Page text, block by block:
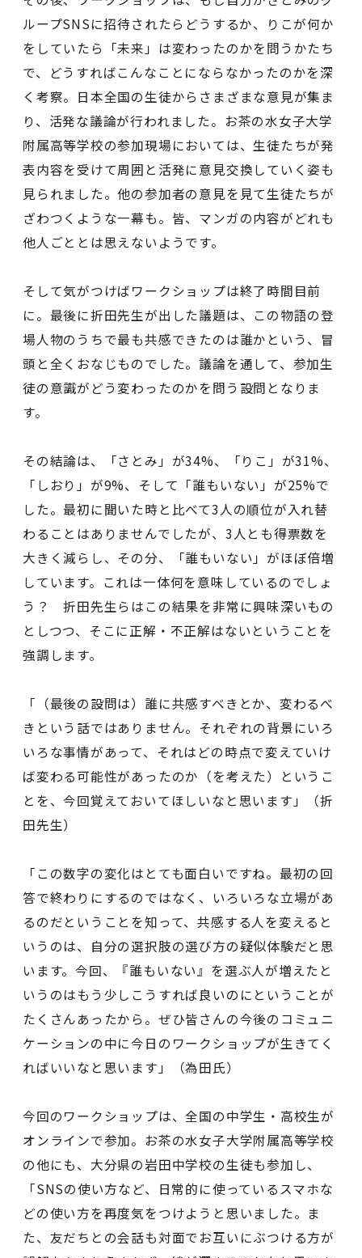
ループSNSに招待されたらどうするか、りこが何か
をしていたら「未来」は変わったのかを問うかたち
で、どうすればこんなことにならなかったのかを深
く考察。日本全国の生徒からさまざまな意見が集ま
り、活発な議論が行われました。お茶の水女子大学
附属高等学校の参加現場においては、生徒たちが発
表内容を受けて周囲と活発に意見交換していく姿も
見られました。他の参加者の意見を見て生徒たちが
ざわつくような一幕も。皆、マンガの内容がどれも
他人ごととは思えないようです。
そして気がつけばワークショップは終了時間目前
に。最後に折田先生が出した議題は、この物語の登
場人物のうちで最も共感できたのは誰かという、冒
頭と全くおなじものでした。議論を通して、参加生
徒の意識がどう変わったのかを問う設問となりま
す。
その結論は、「さとみ」が34%、「りこ」が31%、
「しおり」が9%、そして「誰もいない」が25%で
した。最初に聞いた時と比べて3人の順位が入れ替
わることはありませんでしたが、3人とも得票数を
大きく減らし、その分、「誰もいない」がほぼ倍増
しています。これは一体何を意味しているのでしょ
う？ 折田先生らはこの結果を非常に興味深いもの
としつつ、そこに正解・不正解はないということを
強調します。
「（最後の設問は）誰に共感すべきとか、変わるべ
きという話ではありません。それぞれの背景にいろ
いろな事情があって、それはどの時点で変えていけ
ば変わる可能性があったのか（を考えた）というこ
とを、今回覚えておいてほしいなと思います」（折
田先生）
「この数字の変化はとても面白いですね。最初の回
答で終わりにするのではなく、いろいろな立場があ
るのだということを知って、共感する人を変えると
いうのは、自分の選択肢の選び方の疑似体験だと思
います。今回、『誰もいない』を選ぶ人が増えたと
いうのはもう少しこうすれば良いのにということが
たくさんあったから。ぜひ皆さんの今後のコミュニ
ケーションの中に今日のワークショップが生きてく
ればいいなと思います」（為田氏）
今回のワークショップは、全国の中学生・高校生が
オンラインで参加。お茶の水女子大学附属高等学校
の他にも、大分県の岩田中学校の生徒も参加し、
「SNSの使い方など、日常的に使っているスマホな
どの使い方を再度気をつけようと思いました。ま
た、友だちとの会話も対面でお互いにぶつける方が